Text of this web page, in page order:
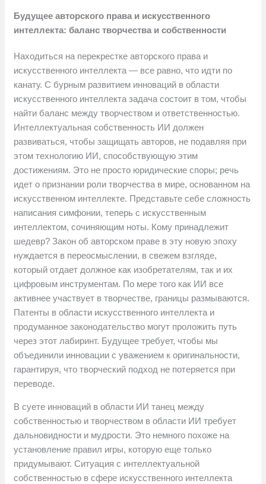
Будущее авторского права и искусственного
интеллекта: баланс творчества и собственности
Находиться на перекрестке авторского права и
искусственного интеллекта — все равно, что идти по
канату. С бурным развитием инноваций в области
искусственного интеллекта задача состоит в том, чтобы
найти баланс между творчеством и ответственностью.
Интеллектуальная собственность ИИ должен
развиваться, чтобы защищать авторов, не подавляя при
этом технологию ИИ, способствующую этим
достижениям. Это не просто юридические споры; речь
идет о признании роли творчества в мире, основанном на
искусственном интеллекте. Представьте себе сложность
написания симфонии, теперь с искусственным
интеллектом, сочиняющим ноты. Кому принадлежит
шедевр? Закон об авторском праве в эту новую эпоху
нуждается в переосмыслении, в свежем взгляде,
который отдает должное как изобретателям, так и их
цифровым инструментам. По мере того как ИИ все
активнее участвует в творчестве, границы размываются.
Патенты в области искусственного интеллекта и
продуманное законодательство могут проложить путь
через этот лабиринт. Будущее требует, чтобы мы
объединили инновации с уважением к оригинальности,
гарантируя, что творческий подход не потеряется при
переводе.
В суете инноваций в области ИИ танец между
собственностью и творчеством в области ИИ требует
дальновидности и мудрости. Это немного похоже на
установление правил игры, которую еще только
придумывают. Ситуация с интеллектуальной
собственностью в сфере искусственного интеллекта